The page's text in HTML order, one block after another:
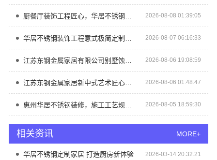
2026-08-08 01:39:05
2026-08-07 06:16:33
2026-08-06 19:08:59
江苏东钢金属家居新中式艺术匠心制作费用 2026-08-06 01:48:47
2026-08-05 18:59:30
相关资讯 MORE+
华居不锈钢定制家居 打造厨房新体验 2026-03-14 20:32:21